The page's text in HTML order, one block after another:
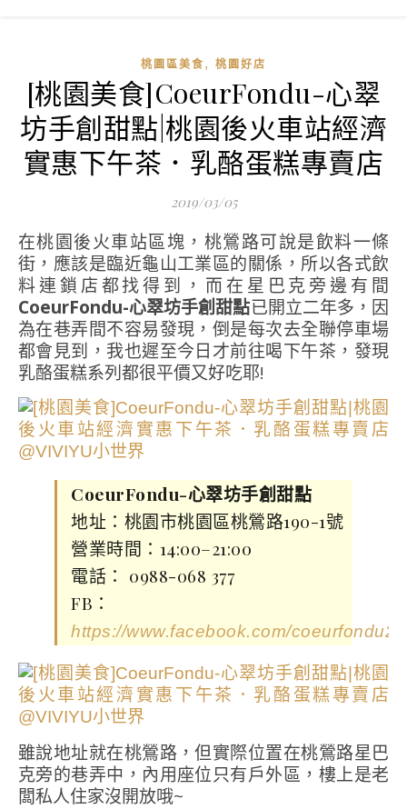
桃園區美食 , 桃園好店
[桃園美食]CoeurFondu-心翠
坊手創甜點|桃園後火車站經濟
實惠下午茶．乳酪蛋糕專賣店
2019/03/05
在桃園後火車站區塊，桃鶯路可說是飲料一條
街，應該是臨近龜山工業區的關係，所以各式飲
料連鎖店都找得到，而在星巴克旁邊有間
CoeurFondu-心翠坊手創甜點已開立二年多，因
為在巷弄間不容易發現，倒是每次去全聯停車場
都會見到，我也遲至今日才前往喝下午茶，發現
乳酪蛋糕系列都很平價又好吃耶!
CoeurFondu-心翠坊手創甜點
地址：桃園市桃園區桃鶯路190-1號
營業時間：14:00–21:00
電話： 0988-068 377
FB：
https://www.facebook.com/
雖說地址就在桃鶯路，但實際位置在桃鶯路星巴
克旁的巷弄中，內用座位只有戶外區，樓上是老
闆私人住家沒開放哦~